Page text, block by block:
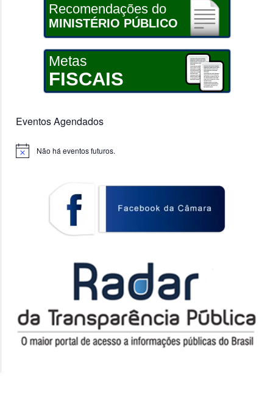
Recomendações do
MINISTÉRIO PÚBLICO
Metas
FISCAIS
Eventos Agendados
Notice Não há eventos futuros.